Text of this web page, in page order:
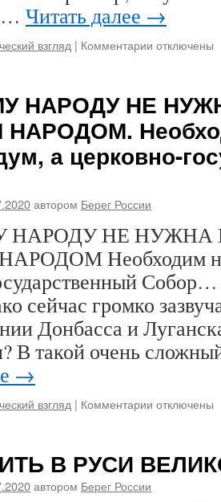
протест,
организован
сети,
поддержан
СМИ…
… Читать далее →
взгляд | Комментарии к
НАЧАТЬ
РАЗВАЛ
РОССИИ
С
САМОГО
УРАЛА
отключены
НАРОДУ НЕ
а церковно-
автором Берег России
НАРОДУ НЕ НУЖНА
Необходим
сейчас громко
Донбасса и
В такой очень
→
взгляд | Комментарии к
НЕ
отключены
В РУСИ
автором Берег России